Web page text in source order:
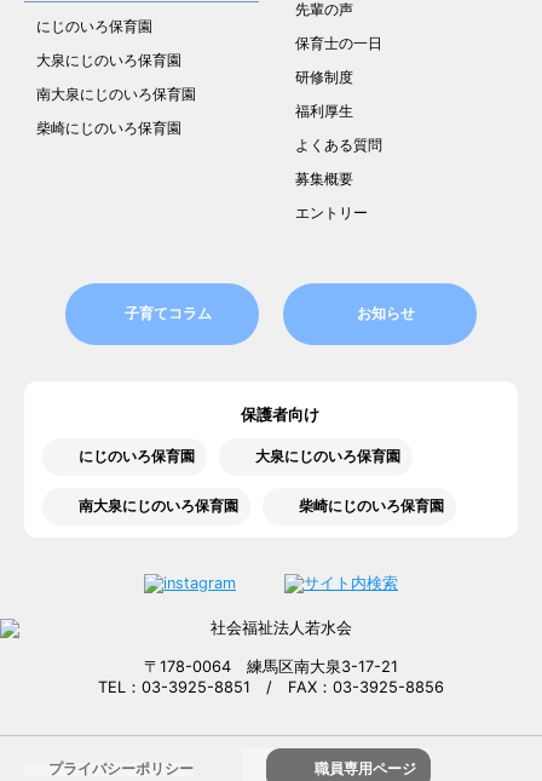
にじのいろ保育園
大泉にじのいろ保育園
南大泉にじのいろ保育園
柴崎にじのいろ保育園
先輩の声
保育士の一日
研修制度
福利厚生
よくある質問
募集概要
エントリー
子育てコラム お知らせ
保護者向け
にじのいろ保育園 大泉にじのいろ保育園
南大泉にじのいろ保育園 柴崎にじのいろ保育園
〒178-0064 練馬区南大泉3-17-21
TEL：03-3925-8851 / FAX：03-3925-8856
プライバシーポリシー 職員専用ページ